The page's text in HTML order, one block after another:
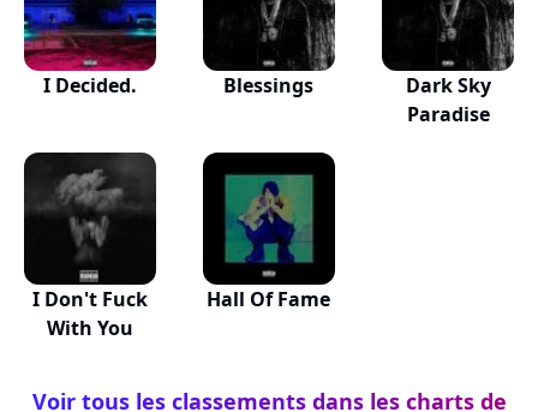
I Decided. Blessings
Dark Sky
Paradise
I Don't Fuck
With You
Hall Of Fame
Voir tous les classements dans les charts de